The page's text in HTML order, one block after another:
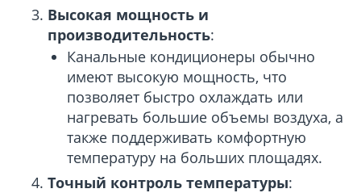
Высокая мощность и
производительность:
Канальные кондиционеры обычно
имеют высокую мощность, что
позволяет быстро охлаждать или
нагревать большие объемы воздуха, а
также поддерживать комфортную
температуру на больших площадях.
Точный контроль температуры: